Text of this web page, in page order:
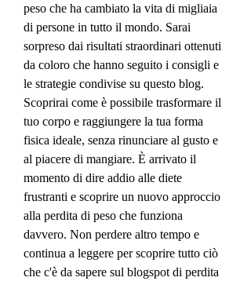
peso che ha cambiato la vita di migliaia
di persone in tutto il mondo. Sarai
sorpreso dai risultati straordinari ottenuti
da coloro che hanno seguito i consigli e
le strategie condivise su questo blog.
Scoprirai come è possibile trasformare il
tuo corpo e raggiungere la tua forma
fisica ideale, senza rinunciare al gusto e
al piacere di mangiare. È arrivato il
momento di dire addio alle diete
frustranti e scoprire un nuovo approccio
alla perdita di peso che funziona
davvero. Non perdere altro tempo e
continua a leggere per scoprire tutto ciò
che c'è da sapere sul blogspot di perdita